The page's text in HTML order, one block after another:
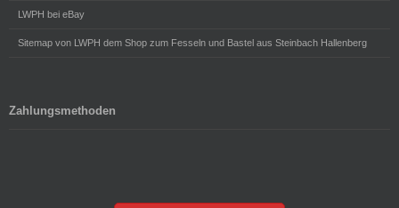
LWPH bei eBay
Sitemap von LWPH dem Shop zum Fesseln und Bastel aus Steinbach Hallenberg
Zahlungsmethoden